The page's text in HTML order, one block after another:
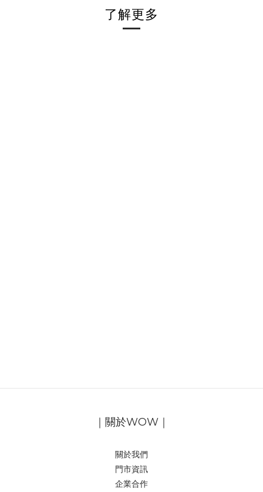
了解更多
｜關於WOW｜
關於我們
門市資訊
企業合作